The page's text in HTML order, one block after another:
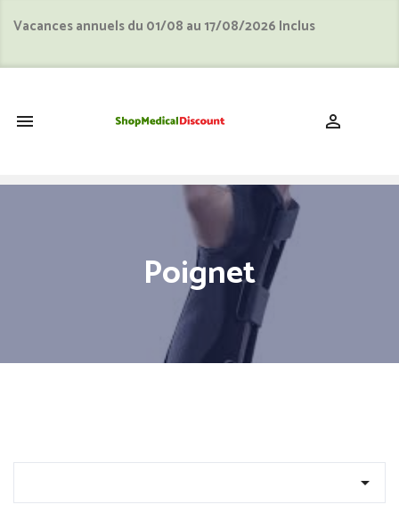
Vacances annuels du 01/08 au 17/08/2026 Inclus
 
Poignet
